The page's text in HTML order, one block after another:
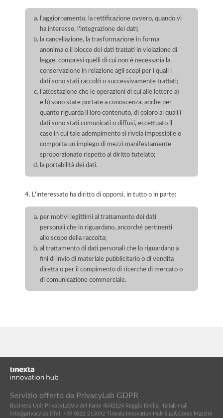
l'aggiornamento, la rettificazione ovvero, quando vi
ha interesse, l'integrazione dei dati;
la cancellazione, la trasformazione in forma
anonima o il blocco dei dati trattati in violazione di
legge, compresi quelli di cui non è necessaria la
conservazione in relazione agli scopi per i quali i
dati sono stati raccolti o successivamente trattati;
l'attestazione che le operazioni di cui alle lettere a)
e b) sono state portate a conoscenza, anche per
quanto riguarda il loro contenuto, di coloro ai quali i
dati sono stati comunicati o diffusi, eccettuato il
caso in cui tale adempimento si rivela impossibile o
comporta un impiego di mezzi manifestamente
sproporzionato rispetto al diritto tutelato;
la portabilità dei dati.
4. L'interessato ha diritto di opporsi, in tutto o in parte:
per motivi legittimi al trattamento dei dati
personali che lo riguardano, ancorché pertinenti
allo scopo della raccolta;
al trattamento di dati personali che lo riguardano a
fini di invio di materiale pubblicitario o di vendita
diretta o per il compimento di ricerche di mercato o
di comunicazione commerciale.
Servizio offerto da PrivacyLab GDPR
Business Unit PrivacyLabVia del Fante 4542124 Reggio Emilia, ItaliaE-mail
info@privacylab.itTel. +39 0522 215092 Tinexta Innovation Hub S.p.A. Corso Mazzini